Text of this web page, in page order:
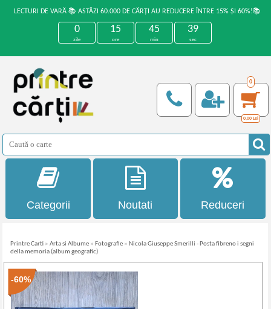
LECTURI DE VARĂ 📚 ASTĂZI 60.000 DE CĂRȚI AU REDUCERE ÎNTRE 15% ȘI 60%!📚
0
zile
15
ore
45
min
39
sec
0
0,00 Lei
Categorii Noutati Reduceri
Printre Carti »Arta si Albume » Fotografie » Nicola Giuseppe Smerilli - Posta fibreno i segni
della memoria (album geografic)
-60%